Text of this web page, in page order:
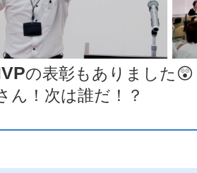
の表彰もありました😲
ん！次は誰だ！？